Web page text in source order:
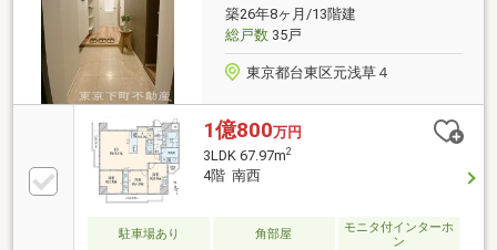
築26年8ヶ月/13階建
総戸数35戸
東京都台東区元浅草４
1億800万円
3LDK 67.97m2
4階 南西
駐車場あり 角部屋
モニタ付インターホ
ン